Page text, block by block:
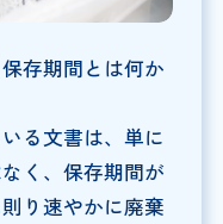
存期間とは何か
る文書は、単に
く、保存期間が
り速やかに廃棄